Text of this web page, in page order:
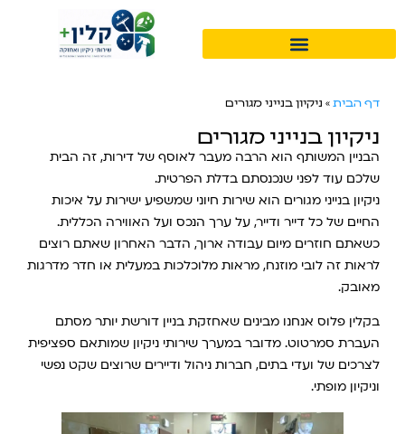
דף הבית» ניקיון בנייני מגורים
ניקיון בנייני מגורים
הבניין המשותף הוא הרבה מעבר לאוסף של דירות, זה הבית
שלכם עוד לפני שנכנסתם בדלת הפרטית.
ניקיון בנייני מגורים הוא שירות חיוני שמשפיע ישירות על איכות
החיים של כל דייר ודייר, על ערך הנכס ועל האווירה הכללית.
כשאתם חוזרים מיום עבודה ארוך, הדבר האחרון שאתם רוצים
לראות זה לובי מוזנח, מראות מלוכלכות במעלית או חדר מדרגות
מאובק.
בקלין פלוס אנחנו מבינים שאחזקת בניין דורשת יותר מסתם
העברת סמרטוט. מדובר במערך שירותי ניקיון שמותאם ספציפית
לצרכים של ועדי בתים, חברות ניהול ודיירים שרוצים שקט נפשי
וניקיון מופתי.